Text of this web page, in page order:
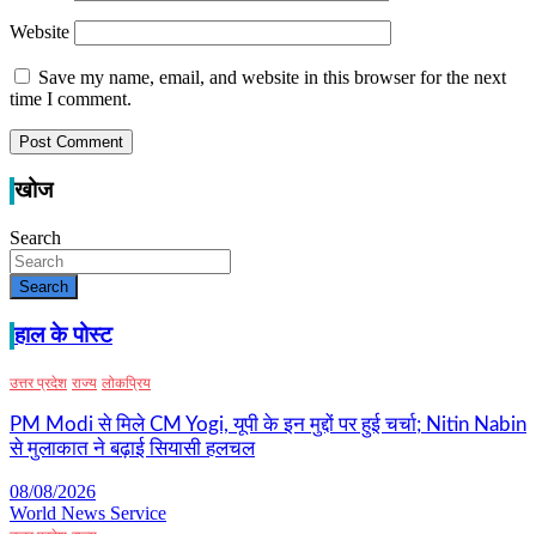
Website
Save my name, email, and website in this browser for the next
time I comment.
खोज
Search
Search
हाल के पोस्ट
उत्तर प्रदेश राज्य लोकप्रिय
PM Modi से मिले CM Yogi, यूपी के इन मुद्दों पर हुई चर्चा; Nitin Nabin
से मुलाकात ने बढ़ाई सियासी हलचल
08/08/2026
World News Service